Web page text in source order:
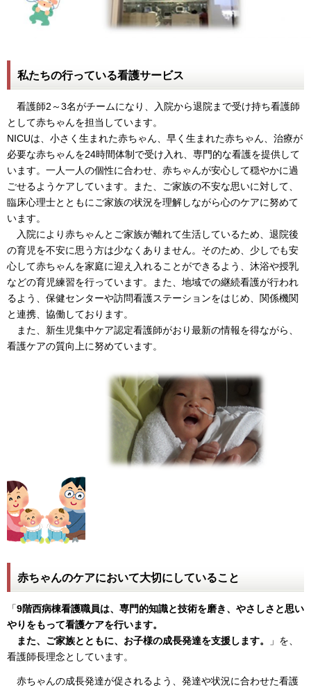
私たちの行っている看護サービス
看護師2～3名がチームになり、入院から退院まで受け持ち看護師
として赤ちゃんを担当しています。
NICUは、小さく生まれた赤ちゃん、早く生まれた赤ちゃん、治療が
必要な赤ちゃんを24時間体制で受け入れ、専門的な看護を提供して
います。一人一人の個性に合わせ、赤ちゃんが安心して穏やかに過
ごせるようケアしています。また、ご家族の不安な思いに対して、
臨床心理士とともにご家族の状況を理解しながら心のケアに努めて
います。
入院により赤ちゃんとご家族が離れて生活しているため、退院後
の育児を不安に思う方は少なくありません。そのため、少しでも安
心して赤ちゃんを家庭に迎え入れることができるよう、沐浴や授乳
などの育児練習を行っています。また、地域での継続看護が行われ
るよう、保健センターや訪問看護ステーションをはじめ、関係機関
と連携、協働しております。
また、新生児集中ケア認定看護師がおり最新の情報を得ながら、
看護ケアの質向上に努めています。
赤ちゃんのケアにおいて大切にしていること
「9階西病棟看護職員は、専門的知識と技術を磨き、やさしさと思い
やりをもって看護ケアを行います。
また、ご家族とともに、お子様の成長発達を支援します。
」を、
看護師長理念としています。
赤ちゃんの成長発達が促されるよう、発達や状況に合わせた看護